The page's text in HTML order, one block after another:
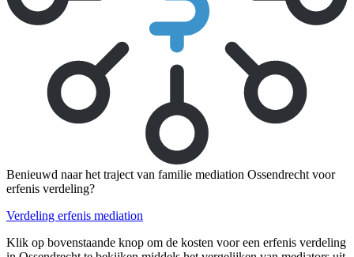
Benieuwd naar het traject van familie mediation Ossendrecht voor
erfenis verdeling?
Verdeling erfenis mediation
Klik op bovenstaande knop om de kosten voor een erfenis verdeling